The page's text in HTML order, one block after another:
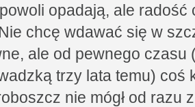
opadają, ale
chcę wdawać się w
ale od pewnego czasu
trzy lata temu) coś
nie mógł od razu